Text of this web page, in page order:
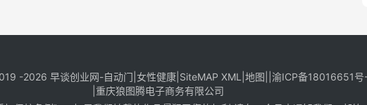
-2026 早谈创业网-自动门 女性健康| SiteMAP XML 地图 渝ICP备18016651号
重庆狼图腾电子商务有限公司